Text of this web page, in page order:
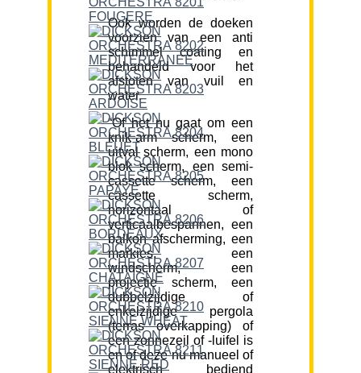
Ook worden de doeken
voorzien van een anti
schimmel coating en
behandeld voor het
afstoten van vuil en
water.
“Of het nu gaat om een
knik-arm scherm, een
uitval scherm, een mono
blok scherm, een semi-
cassette scherm, een
cassette scherm,
horizontaal of
verticaalbespannen, een
balkon afscherming, een
markies, een
windscherm, een
projectie scherm, een
dubbelzijdige of
enkelzijdige pergola
(terras overkapping) of
een zonnezeil of -luifel is
en of deze nu manueel of
elektrisch bediend